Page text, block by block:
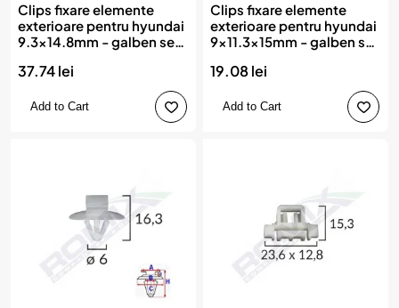
Clips fixare elemente
exterioare pentru hyundai
9.3x14.8mm - galben set
37.74 lei
Add to Cart
Clips fixare elemente
exterioare pentru hyundai
9x11.3x15mm - galben set
19.08 lei
Add to Cart